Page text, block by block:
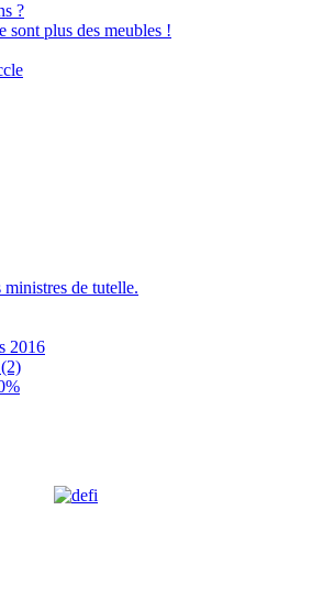
?
sont plus des meubles !
de tutelle.
2016